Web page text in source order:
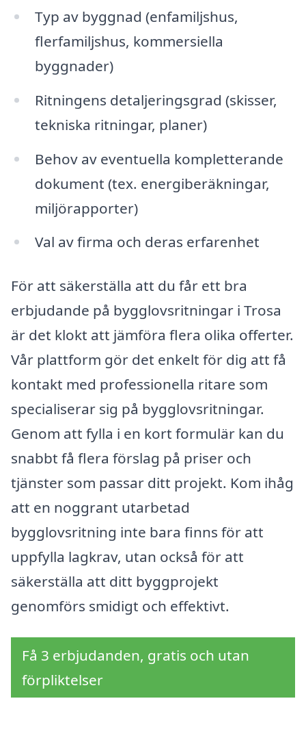
Typ av byggnad (enfamiljshus,
flerfamiljshus, kommersiella
byggnader)
Ritningens detaljeringsgrad (skisser,
tekniska ritningar, planer)
Behov av eventuella kompletterande
dokument (tex. energiberäkningar,
miljörapporter)
Val av firma och deras erfarenhet
För att säkerställa att du får ett bra
erbjudande på bygglovsritningar i Trosa
är det klokt att jämföra flera olika offerter.
Vår plattform gör det enkelt för dig att få
kontakt med professionella ritare som
specialiserar sig på bygglovsritningar.
Genom att fylla i en kort formulär kan du
snabbt få flera förslag på priser och
tjänster som passar ditt projekt. Kom ihåg
att en noggrant utarbetad
bygglovsritning inte bara finns för att
uppfylla lagkrav, utan också för att
säkerställa att ditt byggprojekt
genomförs smidigt och effektivt.
Få 3 erbjudanden, gratis och utan
förpliktelser